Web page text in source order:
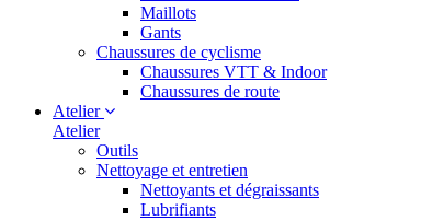
Maillots
Gants
Chaussures de cyclisme
Chaussures VTT & Indoor
Chaussures de route
Atelier
Atelier
Outils
Nettoyage et entretien
Nettoyants et dégraissants
Lubrifiants